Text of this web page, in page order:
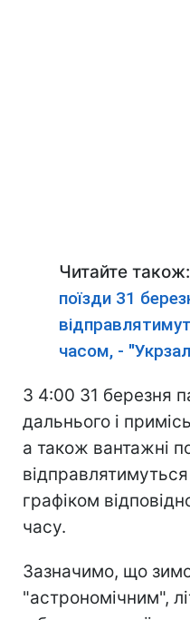
Читайте також:
поїзди 31
часом, -
З 4:00 31 березня
дальнього і
а також вантажні
графіком
часу.
Зазначимо, що
"астрономічним",